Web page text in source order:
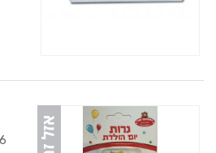
6 במארז